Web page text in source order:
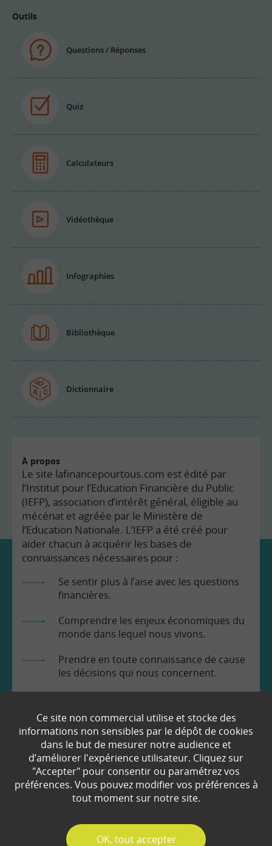
Outils
Questions / Réponses
Quiz
Calculateurs
Vidéothèque
Infographies
Bibliothèque
Dictionnaire
À propos
Le site lafinancepourtous.com est édité par
l’Institut pour l’Education Financière du Public
(IEFP), association d’intérêt général, éligible au
mécénat et agréée par le Ministère de
l’Education Nationale. L’IEFP a été créé pour
aider chacun à acquérir les bases de
connaissances nécessaires pour :
Se sentir plus à l’aise avec les questions
financières.
Comprendre les enjeux économiques du
monde dans lequel nous vivons.
Prendre en toute connaissance de cause
les décisions qui nous concernent.
EN SAVOIR+
Qui sommes-nous ?
Ce site non commercial utilise et stocke des
informations non sensibles par le dépôt de cookies
dans le but de mesurer notre audience et
d’améliorer l'expérience utilisateur. Cliquez sur
"Accepter" pour consentir ou paramétrez vos
préférences. Vous pouvez modifier vos préférences à
tout moment sur notre site.
✓
OK, tout accepter